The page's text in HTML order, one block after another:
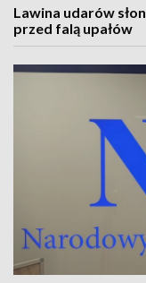
Lawina udarów
przed falą upałów